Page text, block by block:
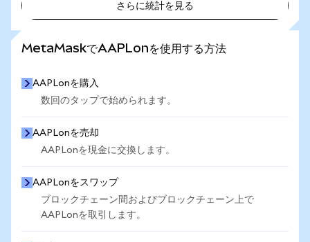
さらに統計を見る
MetaMaskでAAPLonを使用する方法
AAPLonを購入
数回のタップで始められます。
AAPLonを売却
AAPLonを現金に交換します。
AAPLonをスワップ
ブロックチェーン間およびブロックチェーン上で
AAPLonを取引します。